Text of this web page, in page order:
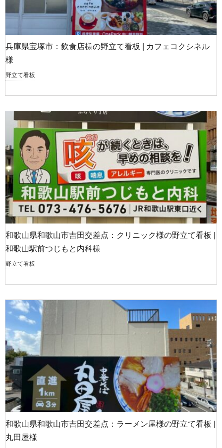
兵庫県宝塚市：飲食店様の野立て看板 | カフェコクシネル
様
野立て看板
和歌山県和歌山市吉田交差点：クリニック様の野立て看板 |
和歌山駅前つじもと内科様
野立て看板
和歌山県和歌山市吉田交差点：ラーメン屋様の野立て看板 |
丸田屋様